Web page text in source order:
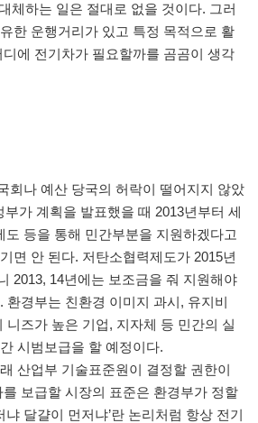
체하는 일은 절대로 없을 것이다. 그러
한 운행거리가 있고 특정 목적으로 활
에 전기차가 필요할까를 곰곰이 생각
회나 예산 당국의 허락이 떨어지지 않았
부가 계획을 발표했을 때 2013년부터 세
등을 통해 민간부분을 지원하겠다고
면 안 된다. 저탄소협력제도가 2015년
2013, 14년에는 보조금을 줘 지원해야
환경부는 친환경 이미지 과시, 유지비
니즈가 높은 기업, 지자체 등 민간의 실
간 시범보급을 할 예정이다.
산업부 기술표준원이 결정할 권한이
보급할 시장의 표준은 환경부가 정할
냐 달걀이 먼저냐’란 논리처럼 항상 전기